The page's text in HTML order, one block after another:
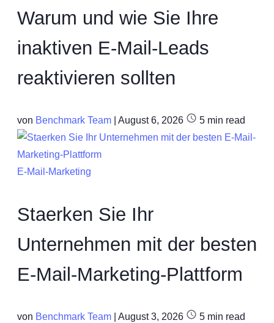
Warum und wie Sie Ihre
inaktiven E-Mail-Leads
reaktivieren sollten
von Benchmark Team August 6, 2026 5 min read
E-Mail-Marketing
Staerken Sie Ihr
Unternehmen mit der besten
E-Mail-Marketing-Plattform
von Benchmark Team August 3, 2026 5 min read